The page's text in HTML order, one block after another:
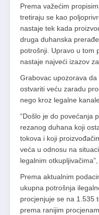
Prema važećim
tretiraju se kao
nastaje tek kada
druga duhanska
potrošnji. Upravo u tom
nastaje najveći izazov
Grabovac upozorava
ostvariti veću zaradu
nego kroz legalne kanale.
“Došlo je do povećanja
rezanog duhana koji
tokova i koji
veća u odnosu na
legalnim otkupljivačima”,
Prema aktualnim
ukupna potrošnja
procjenjuje se na 1.535
prema ranijim